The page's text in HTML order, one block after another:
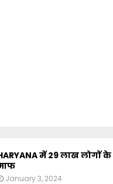
में 29 लाख लोगों के
January 3, 2024